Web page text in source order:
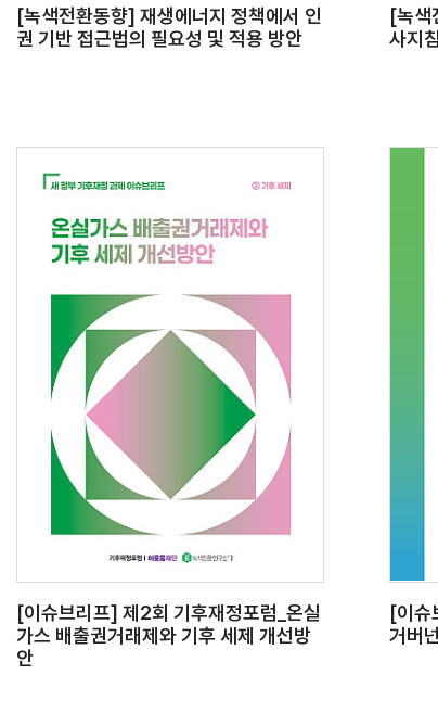
[녹색전환동향] 재생에너지 정책에서 인
권 기반 접근법의 필요성 및 적용 방안
[녹색
사지
[이슈브리프] 제2회 기후재정포럼_온실
가스 배출권거래제와 기후 세제 개선방
안
[이슈
거버